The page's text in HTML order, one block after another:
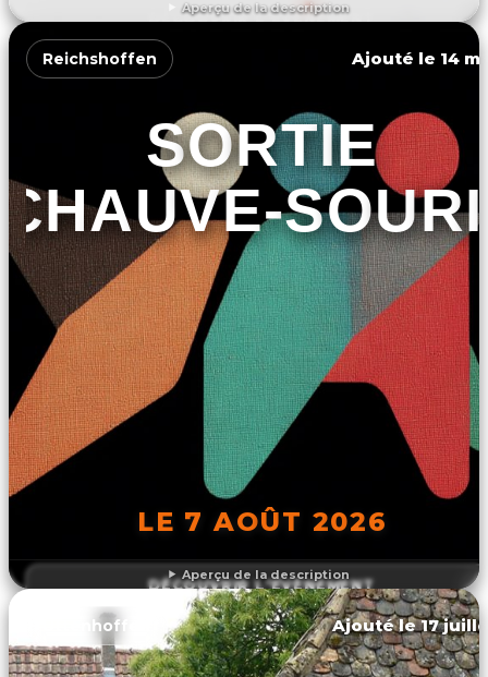
Aperçu de la description
DÉCOUVRIR L'ÉVÉNEMENT
Aperçu de la description
Reichshoffen Ajouté le 14
SORTIE
CHAUVE-
LE 7 AOÛT 2026
DÉCOUVRIR L'ÉVÉNEMENT
Uttenhoffen Ajouté le 17